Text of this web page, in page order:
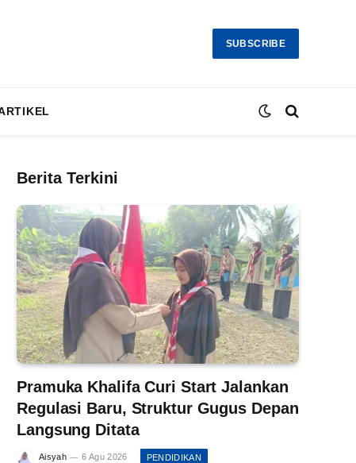
SUBSCRIBE
Berita Terkini
Pramuka Khalifa Curi Start Jalankan
Regulasi Baru, Struktur Gugus Depan
Langsung Ditata
Aisyah 6 Agu 2026 PENDIDIKAN